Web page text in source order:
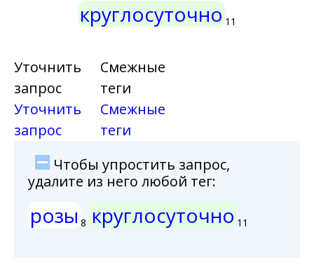
круглосуточно 11
Уточнить
запрос
Уточнить
запрос
Смежные
теги
Смежные
теги
Чтобы упростить запрос,
удалите из него любой тег:
розы 8 круглосуточно 11